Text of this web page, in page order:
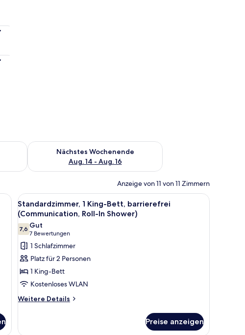
Wochenende, Aug. 7 - Aug. 9.
Nächstes Wochenende
Aug. 14 - Aug. 16
Überprüfe die Verfügbarkeit für nächstes Wochenende, Aug.
Anzeige von 11 von 11 Zimmern
einem Schreibtisch und einem Stuhl.
Alle
Fotos
für
Standardzimmer,
1 King-
Bett,
barrierefrei
(Communication,
Roll-
In
Ein Hotelzimmer mit Bett, Schreibtisch,
3
Standardzimmer, 1 King-Bett, barrierefrei
(Communication, Roll-In Shower)
7,67,6 von 10
Gut
7 Bewertungen
(7
Bewertungen)
1 Schlafzimmer
Platz für 2 Personen
1 King-Bett
Kostenloses WLAN
Weitere Details
Weitere
Preise anzeigen